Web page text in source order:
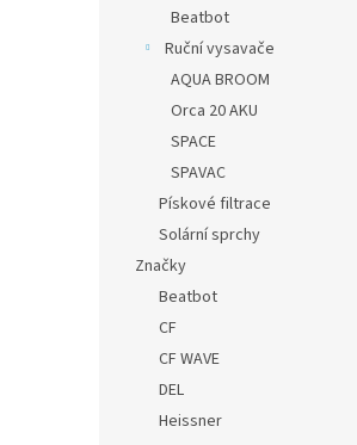
Beatbot
Ruční vysavače
AQUA BROOM
Orca 20 AKU
SPACE
SPAVAC
Pískové filtrace
Solární sprchy
Značky
Beatbot
CF
CF WAVE
DEL
Heissner